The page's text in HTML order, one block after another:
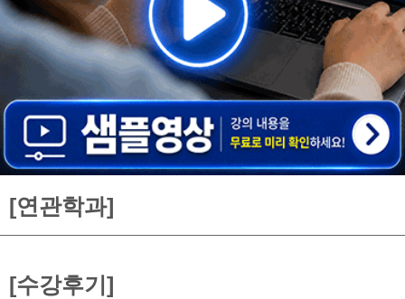
[연관학과]
[수강후기]